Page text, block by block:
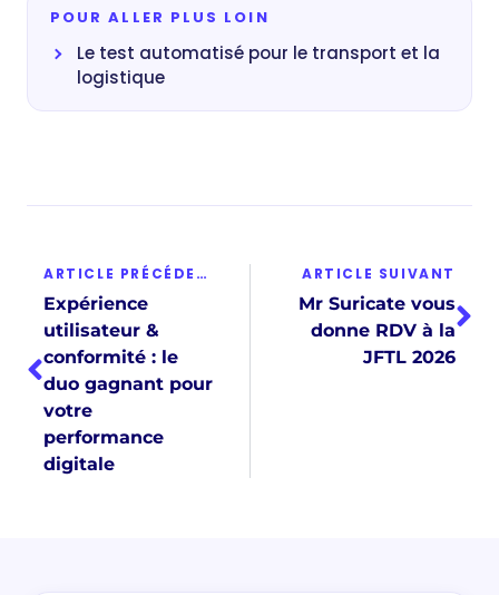
POUR ALLER PLUS LOIN
Le test automatisé pour le transport et la
logistique
ARTICLE PRÉCÉDENT
Expérience
utilisateur &
conformité : le
duo gagnant pour
votre
performance
digitale
ARTICLE SUIVANT
Mr Suricate vous
donne RDV à la
JFTL 2026